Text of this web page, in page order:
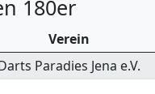
180er
Verein
Paradies Jena e.V.